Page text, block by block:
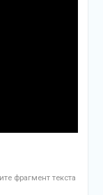
фрагмент текста